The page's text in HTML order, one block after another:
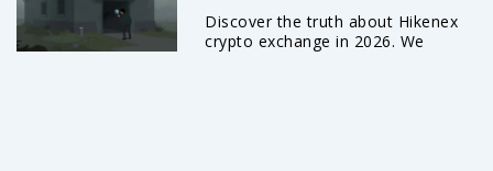
Discover the truth about Hikenex
crypto exchange in 2026. We